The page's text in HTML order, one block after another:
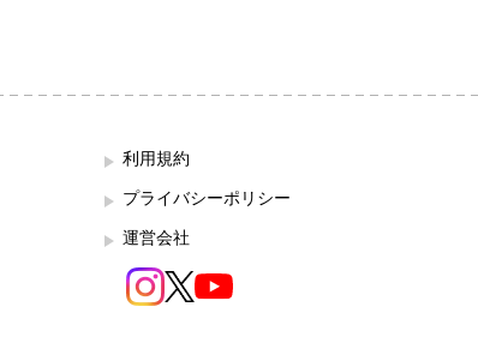
利用規約
プライバシーポリシー
運営会社